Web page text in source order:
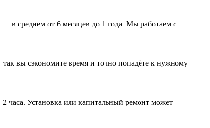
— в среднем от 6 месяцев до 1 года. Мы работаем с
вы сэкономите время и точно попадёте к нужному
часа. Установка или капитальный ремонт может